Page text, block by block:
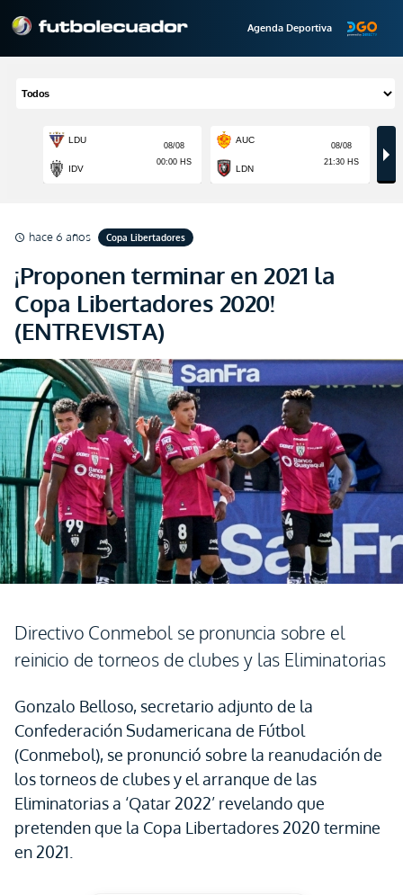
Agenda Deportiva
schedule hace 6 años Copa Libertadores
¡Proponen terminar en 2021 la
Copa Libertadores 2020!
(ENTREVISTA)
Directivo Conmebol se pronuncia sobre el
reinicio de torneos de clubes y las Eliminatorias
Gonzalo Belloso, secretario adjunto de la
Confederación Sudamericana de Fútbol
(Conmebol), se pronunció sobre la reanudación de
los torneos de clubes y el arranque de las
Eliminatorias a ‘Qatar 2022’ revelando que
pretenden que la Copa Libertadores 2020 termine
en 2021.